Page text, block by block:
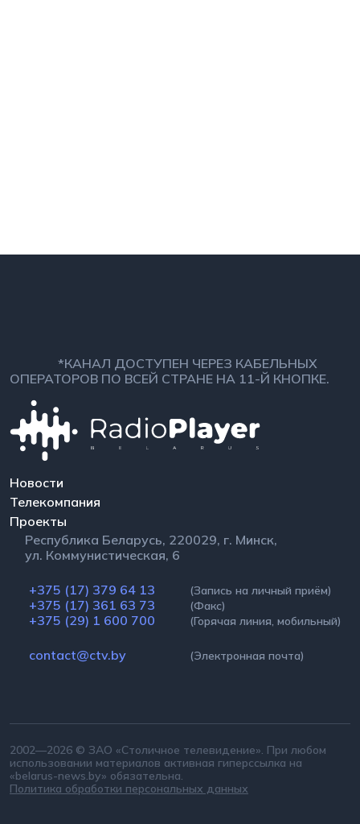
*КАНАЛ ДОСТУПЕН ЧЕРЕЗ КАБЕЛЬНЫХ
ОПЕРАТОРОВ ПО ВСЕЙ СТРАНЕ НА 11-Й КНОПКЕ.
Новости
Телекомпания
Проекты
Республика Беларусь, 220029, г. Минск,
ул. Коммунистическая, 6
+375 (17) 379 64 13 (Запись на личный приём)
+375 (17) 361 63 73 (Факс)
+375 (29) 1 600 700 (Горячая линия, мобильный)
contact@ctv.by (Электронная почта)
2002—2026 © ЗАО «Столичное телевидение». При любом
использовании материалов активная гиперссылка на
«belarus-news.by» обязательна.
Политика обработки персональных данных